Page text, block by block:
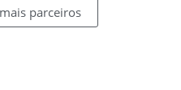
parceiros